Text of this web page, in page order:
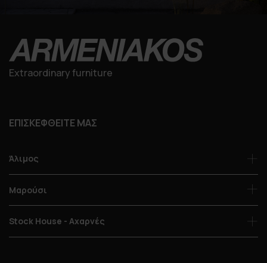
Extraordinary furniture
ΕΠΙΣΚΕΦΘΕΙΤΕ ΜΑΣ
Άλιμος
Μαρούσι
Stock House - Αχαρνές